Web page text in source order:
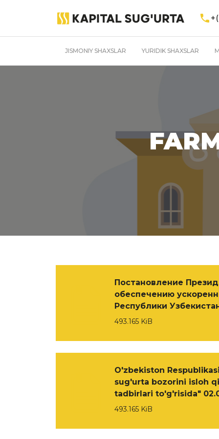
JISMONIY SHAXSLAR YURIDIK SHAXSLAR
Постановление
обеспечению
Республики
493.165 KiB
O'zbekiston
sug'urta bozorini isloh
tadbirlari to'g'risida"
493.165 KiB